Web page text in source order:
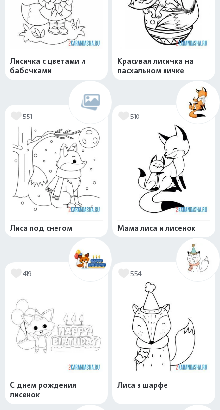
Лисичка с цветами и
бабочками
Красивая лисичка на
пасхальном яичке
551
Лиса под снегом
510
Мама лиса и лисенок
419
С днем рождения
лисенок
554
Лиса в шарфе